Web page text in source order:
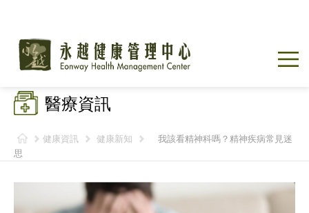
醫療資訊
健康資訊 健康新知
我該看精神科嗎？精神疾病常見迷
思